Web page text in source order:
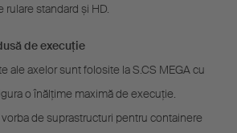
rulare standard și HD.
de execuție
ale axelor sunt folosite la S.CS MEGA cu
o înălțime maximă de execuție.
de suprastructuri pentru containere